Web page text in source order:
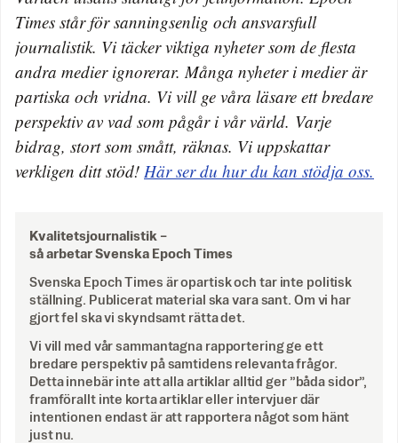
Times står för sanningsenlig och ansvarsfull
journalistik. Vi täcker viktiga nyheter som de flesta
andra medier ignorerar. Många nyheter i medier är
partiska och vridna. Vi vill ge våra läsare ett bredare
perspektiv av vad som pågår i vår värld. Varje
bidrag, stort som smått, räknas. Vi uppskattar
verkligen ditt stöd! Här ser du hur du kan stödja oss.
Kvalitetsjournalistik –
så arbetar Svenska Epoch Times
Svenska Epoch Times är opartisk och tar inte politisk
ställning. Publicerat material ska vara sant. Om vi har
gjort fel ska vi skyndsamt rätta det.
Vi vill med vår sammantagna rapportering ge ett
bredare perspektiv på samtidens relevanta frågor.
Detta innebär inte att alla artiklar alltid ger ”båda sidor”,
framförallt inte korta artiklar eller intervjuer där
intentionen endast är att rapportera något som hänt
just nu.